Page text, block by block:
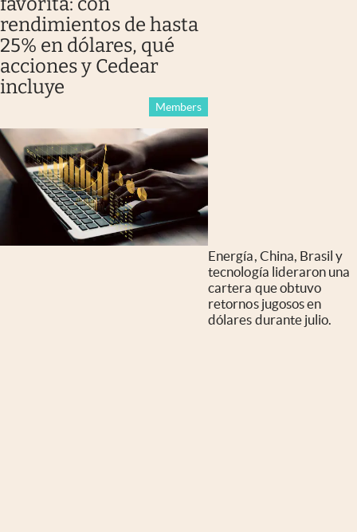
rendimientos de hasta
25% en dólares, qué
acciones y Cedear
incluye
Members
Energía, China, Brasil y
tecnología lideraron una
cartera que obtuvo
retornos jugosos en
dólares durante julio.